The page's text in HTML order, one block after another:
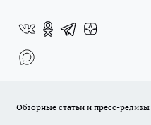
Обзорные статьи и пресс-релизы